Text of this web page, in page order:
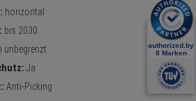
horizontal
bis 2030
unbegrenzt
Ja
Anti-Picking